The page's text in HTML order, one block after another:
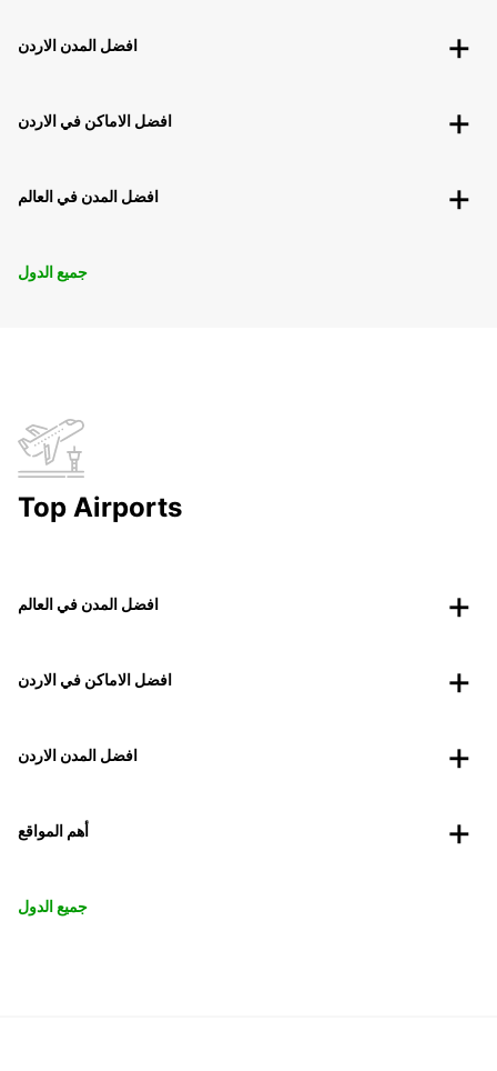
افضل المدن الاردن
افضل الاماكن في الاردن
افضل المدن في العالم
جميع الدول
Top Airports
افضل المدن في العالم
افضل الاماكن في الاردن
افضل المدن الاردن
أهم المواقع
جميع الدول